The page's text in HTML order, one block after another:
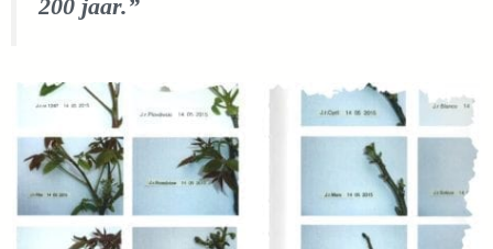
200 jaar.”